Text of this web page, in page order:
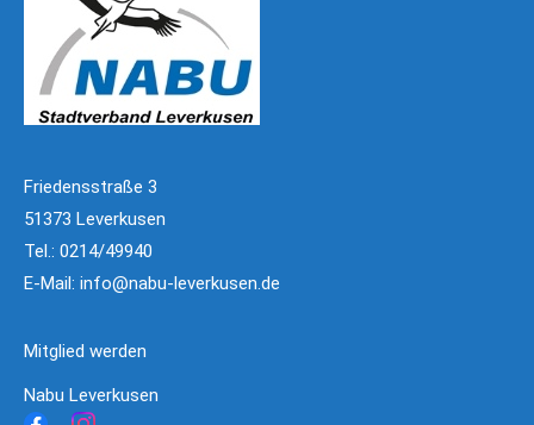
Friedensstraße 3
51373 Leverkusen
Tel.: 0214/49940
E-Mail: info@nabu-leverkusen.de
Mitglied werden
Nabu Leverkusen